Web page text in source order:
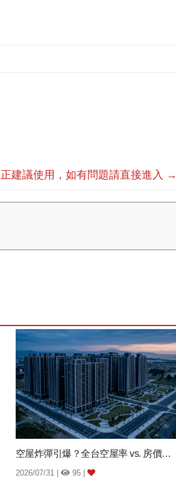
建議使用，如有問題請直接進入
空屋炸彈引爆？全台空屋率 vs. 房價跌幅...
2026/07/31 | 95 |